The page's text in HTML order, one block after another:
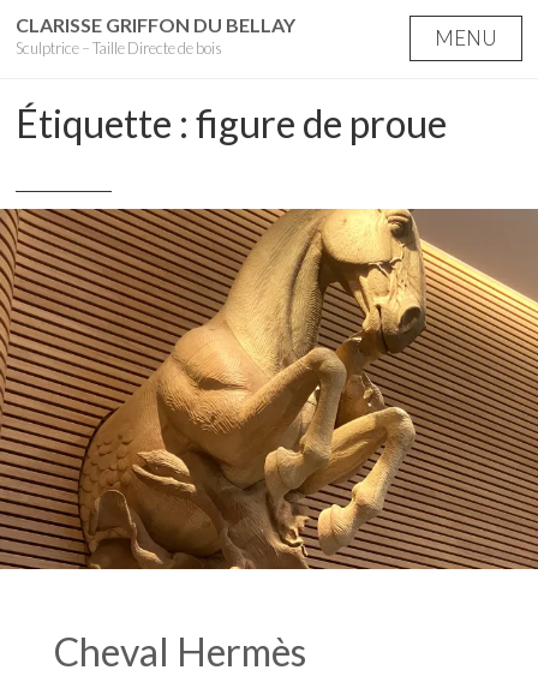
Skip
to
CLARISSE GRIFFON DU BELLAY
Sculptrice – Taille Directe de bois MENU
Étiquette :figure de proue
Cheval Hermès